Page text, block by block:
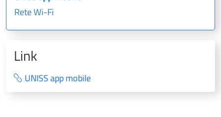
Rete Wi-Fi
Link
UNISS app mobile